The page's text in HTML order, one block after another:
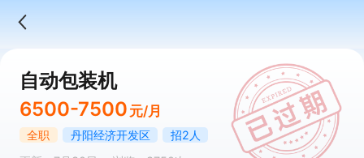
自动包装机
6500-7500 元/月
全职 丹阳经济开发区
招2人